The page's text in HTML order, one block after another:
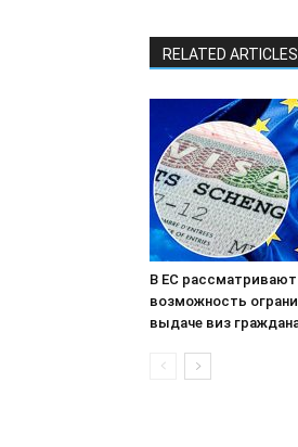
RELATED ARTICLES
В ЕС рассматривают
возможность
выдаче виз